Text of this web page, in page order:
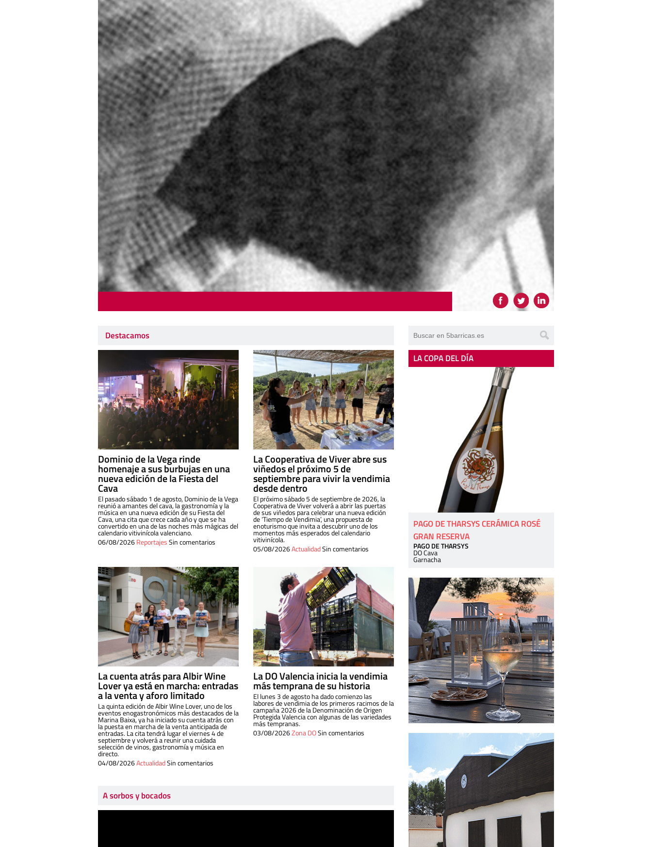
Destacamos
Dominio de la Vega rinde
homenaje a sus burbujas en una
nueva edición de la Fiesta del
Cava
El pasado sábado 1 de agosto, Dominio de la Vega
reunió a amantes del cava, la gastronomía y la
música en una nueva edición de su Fiesta del
Cava, una cita que crece cada año y que se ha
convertido en una de las noches más mágicas del
calendario vitivinícola valenciano.
06/08/2026ReportajesSin comentarios
La Cooperativa de Viver abre sus
viñedos el próximo 5 de
septiembre para vivir la vendimia
desde dentro
El próximo sábado 5 de septiembre de 2026, la
Cooperativa de Viver volverá a abrir las puertas
de sus viñedos para celebrar una nueva edición
de ‘Tiempo de Vendimia’, una propuesta de
enoturismo que invita a descubrir uno de los
momentos más esperados del calendario
vitivinícola.
05/08/2026ActualidadSin comentarios
La cuenta atrás para Albir Wine
Lover ya está en marcha: entradas
a la venta y aforo limitado
La quinta edición de Albir Wine Lover, uno de los
eventos enogastronómicos más destacados de la
Marina Baixa, ya ha iniciado su cuenta atrás con
la puesta en marcha de la venta anticipada de
entradas. La cita tendrá lugar el viernes 4 de
septiembre y volverá a reunir una cuidada
selección de vinos, gastronomía y música en
directo.
04/08/2026ActualidadSin comentarios
La DO Valencia inicia la vendimia
más temprana de su historia
El lunes 3 de agosto ha dado comienzo las
labores de vendimia de los primeros racimos de la
campaña 2026 de la Denominación de Origen
Protegida Valencia con algunas de las variedades
más tempranas.
03/08/2026Zona DOSin comentarios
A sorbos y bocados
LA COPA DEL DÍA
PAGO DE THARSYS CERÁMICA ROSÉ
GRAN RESERVA
PAGO DE THARSYS
DO Cava
Garnacha